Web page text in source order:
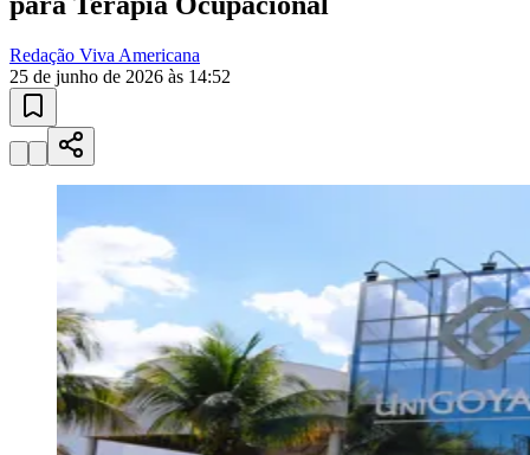
Bragantino
Redação Viva Americana
25 de junho de 2026 às 14:52